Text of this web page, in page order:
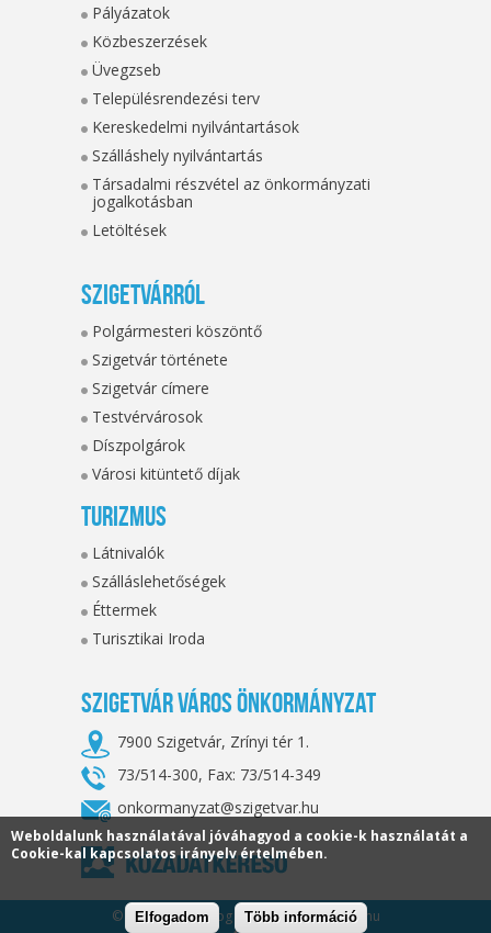
Pályázatok
Közbeszerzések
Üvegzseb
Településrendezési terv
Kereskedelmi nyilvántartások
Szálláshely nyilvántartás
Társadalmi részvétel az önkormányzati
jogalkotásban
Letöltések
Szigetvárról
Polgármesteri köszöntő
Szigetvár története
Szigetvár címere
Testvérvárosok
Díszpolgárok
Városi kitüntető díjak
Turizmus
Látnivalók
Szálláslehetőségek
Éttermek
Turisztikai Iroda
Szigetvár Város Önkormányzat
7900 Szigetvár, Zrínyi tér 1.
73/514-300, Fax: 73/514-349
onkormanyzat@szigetvar.hu
© 2026. Minden jog fenntartva, szigetvar.hu
Weboldalunk használatával jóváhagyod a cookie-k használatát a
Cookie-kal kapcsolatos irányelv értelmében.
Elfogadom Több információ